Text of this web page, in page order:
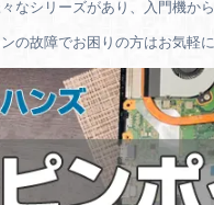
なシリーズがあり、入門機か
の故障でお困りの方はお気軽